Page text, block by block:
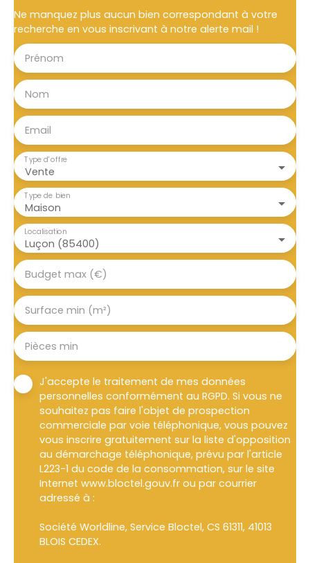
biens disponibles à Secondigny, Moncoutant,
Chanteloup, Fontenay-le-Comte, Bressuire,
Pougne - Hérisson et dans toutes les des Deux-
Sèvres.
Ne manquez plus aucun bien correspondant à votre
recherche en vous inscrivant à notre alerte mail !
Prénom
Nom
Email
Vente
Type d'offre
Maison
Type de bien
Luçon (85400)
Localisation
Budget max (€)
Surface min (m²)
Pièces min
J'accepte le traitement de mes données
personnelles conformément au RGPD. Si vous ne
souhaitez pas faire l'objet de prospection
commerciale par voie téléphonique, vous pouvez
vous inscrire gratuitement sur la liste d'opposition
au démarchage téléphonique, prévu par l'article
L223-1 du code de la consommation, sur le site
Internet www.bloctel.gouv.fr ou par courrier
adressé à :
Société Worldline, Service Bloctel, CS 61311, 41013
BLOIS CEDEX.